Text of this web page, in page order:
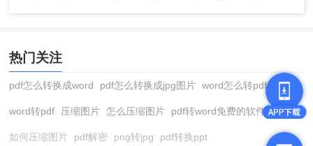
热门关注
pdf怎么转换成word pdf怎么转换成jpg图片 word怎么转pdf
word转pdf 压缩图片 怎么压缩图片 pdf转word免费的软件
如何压缩图片 pdf解密 png转jpg pdf转换ppt